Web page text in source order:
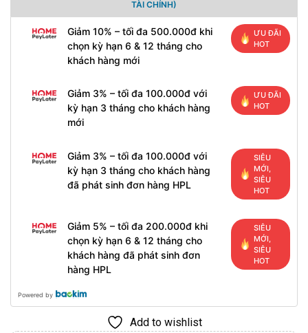
TÀI CHÍNH)
Giảm 10% – tối đa 500.000đ khi
chọn kỳ hạn 6 & 12 tháng cho
khách hàng mới
ƯU ĐÃI
HOT
Giảm 3% – tối đa 100.000đ với
kỳ hạn 3 tháng cho khách hàng
mới
ƯU ĐÃI
HOT
Giảm 3% – tối đa 100.000đ với
kỳ hạn 3 tháng cho khách hàng
đã phát sinh đơn hàng HPL
SIÊU
MỚI,
SIÊU
HOT
Giảm 5% – tối đa 200.000đ khi
chọn kỳ hạn 6 & 12 tháng cho
khách hàng đã phát sinh đơn
hàng HPL
SIÊU
MỚI,
SIÊU
HOT
Powered by
Add to wishlist